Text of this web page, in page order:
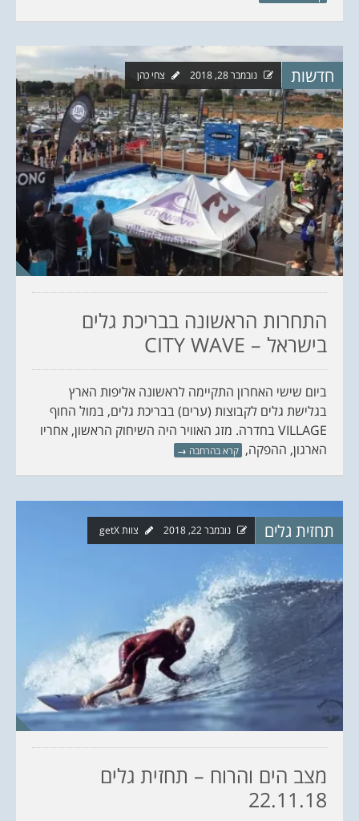
חדשות נובמבר 28, 2018 צחי כהן
התחרות הראשונה בבריכת גלים
בישראל – CITY WAVE
ביום שישי האחרון התקיימה לראשונה אליפות הארץ
בגלישת גלים לקבוצות (ערים) בבריכת גלים, במול החוף
VILLAGE בחדרה. מזג האוויר היה השיחוק הראשון, אחריו
הארגון, ההפקה, קרא בהרחבה →
תחזית גלים נובמבר 22, 2018 צוות getX
מצב הים והרוח – תחזית גלים
22.11.18